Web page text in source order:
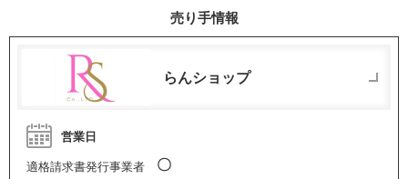
売り手情報
らんショップ
営業日
適格請求書発行事業者 〇